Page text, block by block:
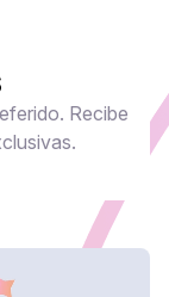
Recibe